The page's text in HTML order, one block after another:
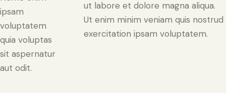
ipsam
voluptatem
quia voluptas
sit aspernatur
aut odit.
ut labore et dolore magna aliqua.
Ut enim minim veniam quis nostrud
exercitation ipsam voluptatem.